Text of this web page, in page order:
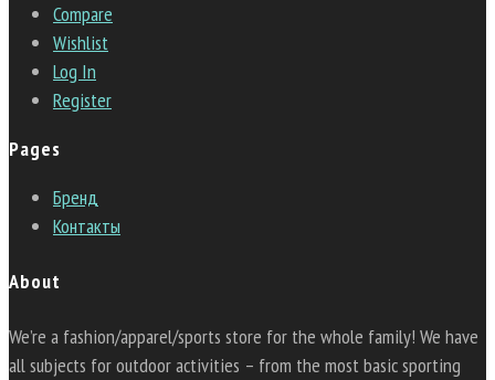
Compare
Wishlist
Log In
Register
Pages
Бренд
Контакты
About
We’re a fashion/apparel/sports store for the whole family! We have
all subjects for outdoor activities – from the most basic sporting